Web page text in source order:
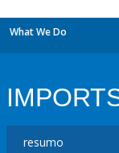
What We Do